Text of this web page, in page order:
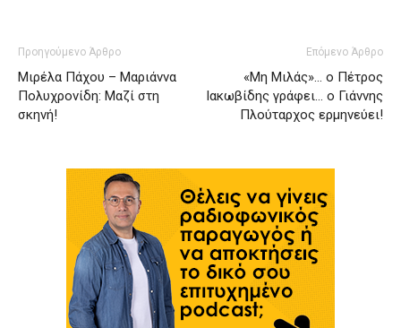
Προηγούμενο Άρθρο
Μιρέλα Πάχου – Μαριάννα
Πολυχρονίδη: Μαζί στη
σκηνή!
Επόμενο Άρθρο
«Μη Μιλάς»… ο Πέτρος
Ιακωβίδης γράφει… ο Γιάννης
Πλούταρχος ερμηνεύει!